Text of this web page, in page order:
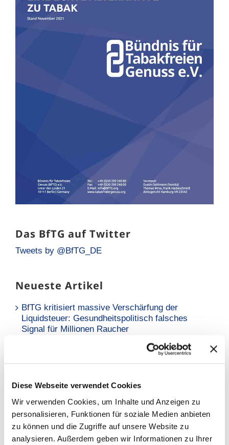
Diese Webseite verwendet Cookies
Wir verwenden Cookies, um Inhalte und Anzeigen zu
personalisieren, Funktionen für soziale Medien anbieten
zu können und die Zugriffe auf unsere Website zu
analysieren. Außerdem geben wir Informationen zu Ihrer
Das BfTG auf Twitter
Tweets by @BfTG_DE
Neueste Artikel
BfTG kritisiert massive Verschärfung der
Liquidsteuer: Gesundheitspolitisch falsches
Signal für Millionen Raucher
Neue Analyse: Falsche Risikowahrnehmung hält
BfTG zum Referentenentwurf des
Grundproblem nicht – Kritik an
Stellungnahmefrist